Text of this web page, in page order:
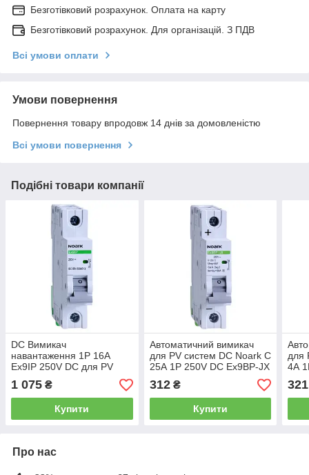
Безготівковий розрахунок. Оплата на карту
Безготівковий розрахунок. Для організацій. З ПДВ
Всі умови оплати
Умови повернення
Повернення товару впродовж 14 днів за домовленістю
Всі умови повернення
Подібні товари компанії
DC Вимикач
навантаження 1P 16A
Ex9IP 250V DC для PV
систем NOARK 101750
1 075 ₴
Купити
Автоматичний вимикач
для PV систем DC Noark C
25А 1P 250V DC Ex9BP-JX
110075
312₴
Купити
для
4А
321
Про нас